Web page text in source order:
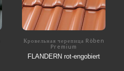
Кровельная черепица Röben
Premium
FLANDERN rot-engobiert